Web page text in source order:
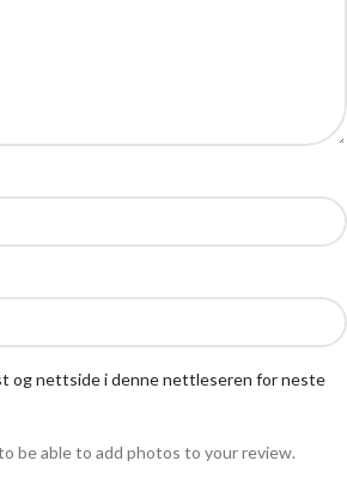
og nettside i denne nettleseren for neste
be able to add photos to your review.